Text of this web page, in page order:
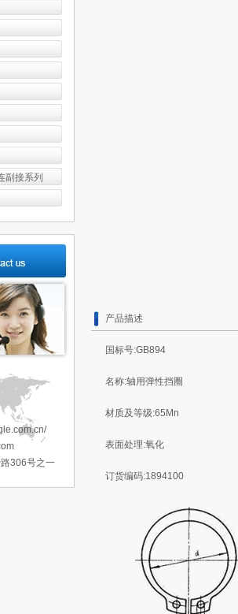
产品描述
国标号:GB894
名称:轴用弹性挡圈
材质及等级:65Mn
表面处理:氧化
订货编码:1894100
副接系列
306号之一